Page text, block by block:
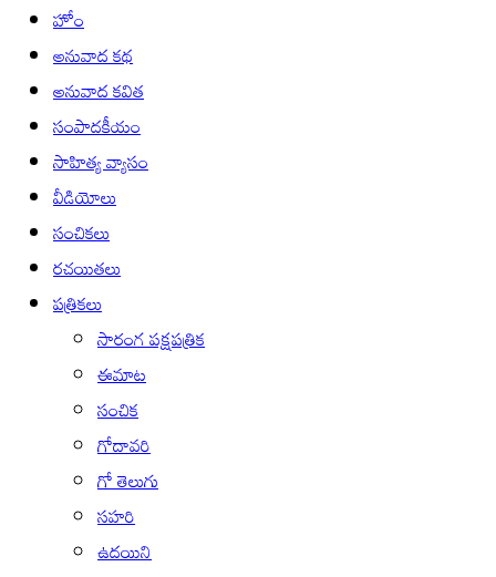
హోం
అనువాద కథ
అనువాద కవిత
సంపాదకీయం
సాహిత్య వ్యాసం
వీడియోలు
సంచికలు
రచయితలు
పత్రికలు
సారంగ పక్షపత్రిక
ఈమాట
సంచిక
గోదావరి
గో తెలుగు
సహరి
ఉదయిని